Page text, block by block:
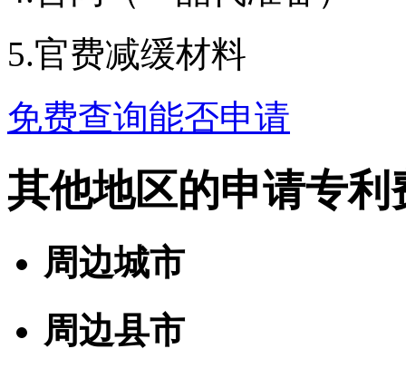
5.官费减缓材料
免费查询能否申请
其他地区的申请专利
周边城市
周边县市